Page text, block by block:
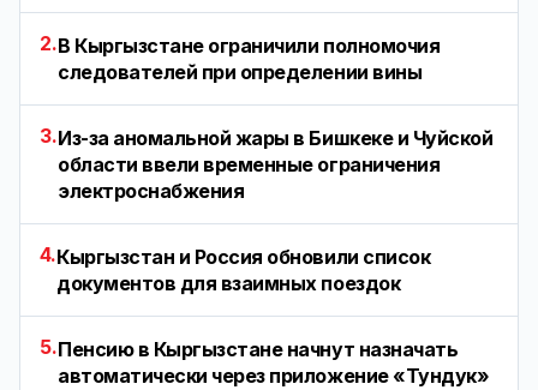
2.В Кыргызстане ограничили полномочия
следователей при определении вины
3.Из-за аномальной жары в Бишкеке и Чуйской
области ввели временные ограничения
электроснабжения
4.Кыргызстан и Россия обновили список
документов для взаимных поездок
5.Пенсию в Кыргызстане начнут назначать
автоматически через приложение «Тундук»